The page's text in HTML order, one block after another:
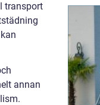
transport
annan